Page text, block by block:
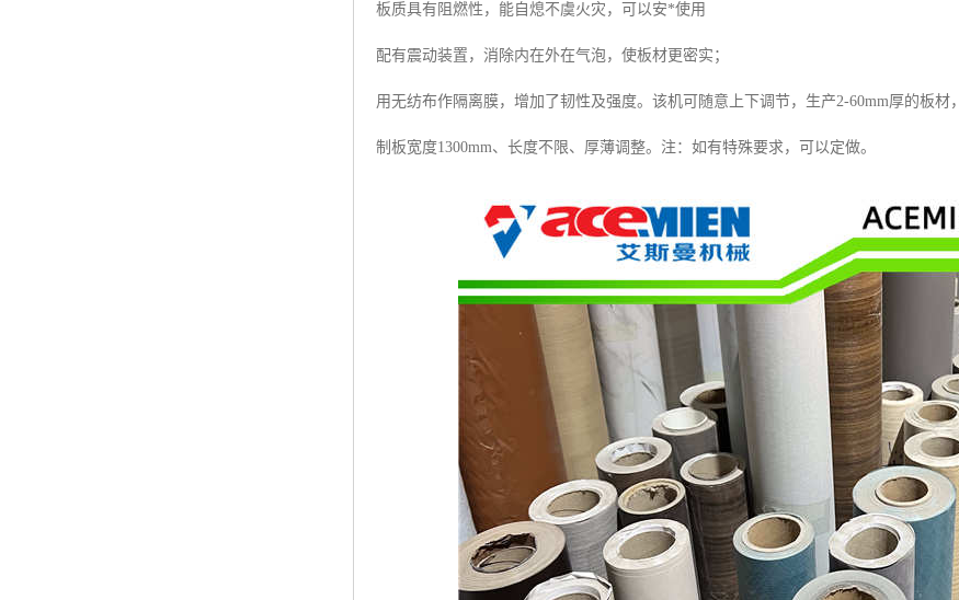
板质具有阻燃性，能自熄不虞火灾，可以安*使用
配有震动装置，消除内在外在气泡，使板材更密实；
用无纺布作隔离膜，增加了韧性及强度。该机可随意上下调节，生产2-60mm厚的板材，
制板宽度1300mm、长度不限、厚薄调整。注：如有特殊要求，可以定做。